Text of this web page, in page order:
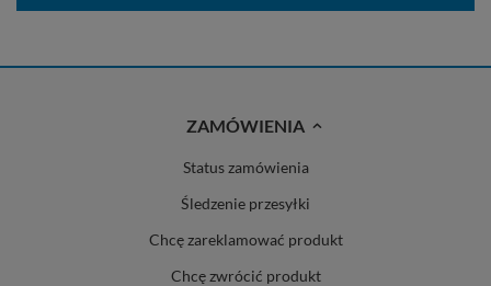
ZAMÓWIENIA
Status zamówienia
Śledzenie przesyłki
Chcę zareklamować produkt
Chcę zwrócić produkt